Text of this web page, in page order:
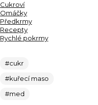
Cukroví
Omáčky
Předkrmy
Recepty
Rychlé pokrmy
#cukr
#kuřecí maso
#med